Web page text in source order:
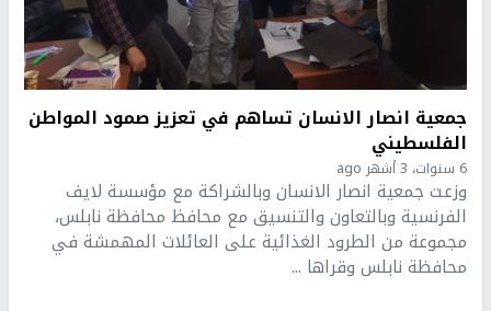
جمعية انصار الانسان تساهم في تعزيز صمود المواطن
الفلسطيني
6 سنوات، 3 أشهر ago
وزعت جمعية انصار الانسان وبالشراكة مع مؤسسة لايف
الفرنسية وبالتعاون والتنسيق مع محافظ محافظة نابلس،
مجموعة من الطرود الغذائية على العائلات المهمشة في
محافظة نابلس وقراها ...